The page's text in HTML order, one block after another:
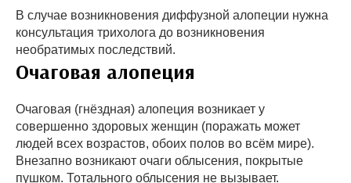
В случае возникновения диффузной алопеции нужна
консультация трихолога до возникновения
необратимых последствий.
Очаговая алопеция
Очаговая (гнёздная) алопеция возникает у
совершенно здоровых женщин (поражать может
людей всех возрастов, обоих полов во всём мире).
Внезапно возникают очаги облысения, покрытые
пушком. Тотального облысения не вызывает.